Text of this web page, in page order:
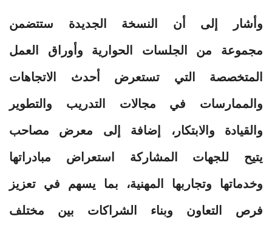
وأشار إلى أن النسخة الجديدة ستتضمن
مجموعة من الجلسات الحوارية وأوراق العمل
المتخصصة التي تستعرض أحدث الاتجاهات
والممارسات في مجالات التدريب والتطوير
والقيادة والابتكار، إضافة إلى معرض مصاحب
يتيح للجهات المشاركة استعراض مبادراتها
وخدماتها وتجاربها المهنية، بما يسهم في تعزيز
فرص التعاون وبناء الشراكات بين مختلف